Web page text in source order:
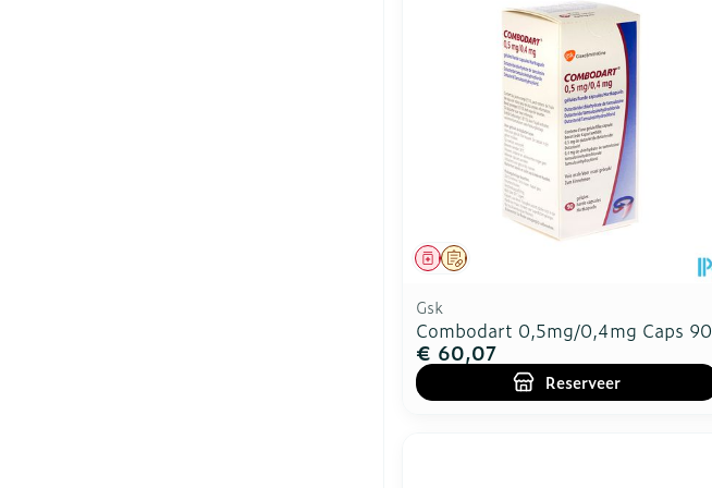
Op voorschrift
Geneesmiddel
Gsk
Combodart 0,5mg/0,4mg Caps 90
€ 60,07
Reserveer